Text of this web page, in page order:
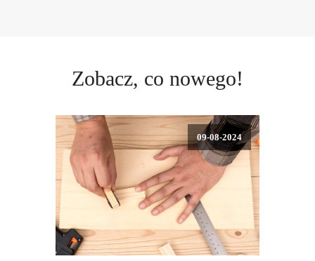
Zobacz, co nowego!
09-08-2024